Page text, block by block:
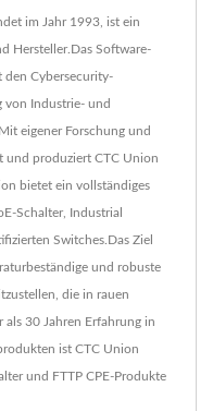
im Jahr 1993, ist ein
Hersteller.Das Software-
den Cybersecurity-
von Industrie- und
eigener Forschung und
und produziert CTC Union
bietet ein vollständiges
Schalter, Industrial
Switches.Das Ziel
und robuste
die in rauen
als 30 Jahren Erfahrung in
ist CTC Union
und FTTP CPE-Produkte